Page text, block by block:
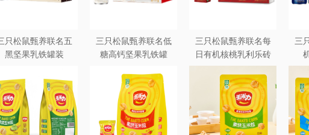
只松鼠甄养联名五
黑坚果乳铁罐装
三只松鼠甄养联名低
糖高钙坚果乳铁罐
三只松鼠甄养联名每
日有机核桃乳利乐砖
250ml*12盒木盒装
三